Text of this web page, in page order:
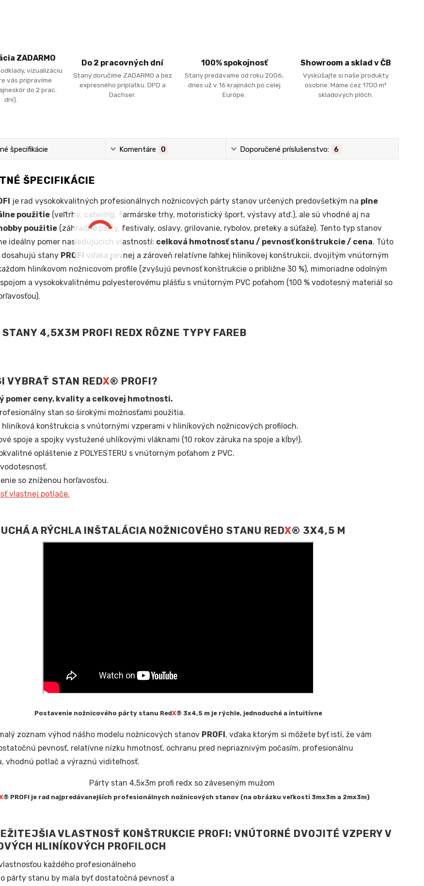
ZADARMO
vizualizáciu
vás pripravíme
do 2 prac.
dní).
Do 2 pracovných dní
Stany doručíme ZADARMO a bez
expresného príplatku. DPD a
Dachser.
100% spokojnosť
Stany predávame od roku 2006,
dnes už v 16 krajinách po celej
Európe.
Showroom a sklad v ČB
Vyskúšajte si naše produkty
osobne. Máme cez 1700 m²
skladových plôch.
špecifikácie Komentáre 0 Doporučené príslušenstvo: 6
ŠPECIFIKÁCIE
je rad vysokokvalitných profesionálnych nožnicových párty stanov určených predovšetkým na plne
použitie(veľtrhy, catering, farmárske trhy, motoristický šport, výstavy atď.), ale sú vhodné aj na
použitie(záhradné párty, festivaly, oslavy, grilovanie, rybolov, preteky a súťaže). Tento typ stanov
ideálny pomer nasledujúcich vlastností: celková hmotnosť stanu / pevnosť konštrukcie / cena. Túto
dosahujú stany PROFI vďaka pevnej a zároveň relatívne ľahkej hliníkovej konštrukcii, dvojitým vnútorným
hliníkovom nožnicovom profile (zvyšujú pevnosť konštrukcie o približne 30 %), mimoriadne odolným
a vysokokvalitnému polyesterovému plášťu s vnútorným PVC poťahom (100 % vodotesný materiál so
VYBRAŤ STAN REDX® PROFI?
pomer ceny, kvality a celkovej hmotnosti.
stan so širokými možnosťami použitia.
hliníková konštrukcia s vnútornými vzperami v hliníkových nožnicových profiloch.
spoje a spojky vystužené uhlíkovými vláknami (10 rokov záruka na spoje a kĺby!).
opláštenie z POLYESTERU s vnútorným poťahom z PVC.
so zníženou horľavosťou.
vlastnej potlače.
A RÝCHLA INŠTALÁCIA NOŽNICOVÉHO STANU REDX® 3X4,5 M
Postavenie nožnicového párty stanu RedX® 3x4,5 m je rýchle, jednoduché a intuitívne
zoznam výhod nášho modelu nožnicových stanov PROFI, vďaka ktorým si môžete byť istí, že vám
pevnosť, relatívne nízku hmotnosť, ochranu pred nepriaznivým počasím, profesionálnu
vhodnú potlač a výraznú viditeľnosť.
® PROFI je rad najpredávanejších profesionálnych nožnicových stanov (na obrázku veľkosti 3mx3m a 2mx3m)
VLASTNOSŤ KONŠTRUKCIE PROFI: VNÚTORNÉ DVOJITÉ VZPERY V
HLINÍKOVÝCH PROFILOCH
každého profesionálneho
párty stanu by mala byť dostatočná pevnosť a